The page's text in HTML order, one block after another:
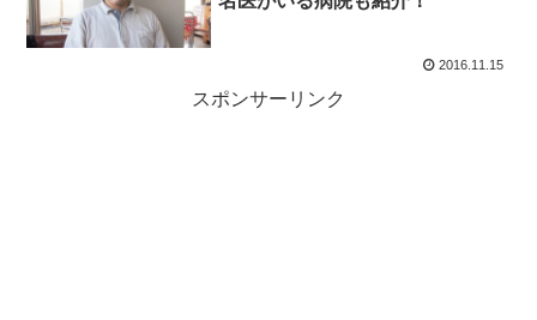
2016.11.15
スポンサーリンク